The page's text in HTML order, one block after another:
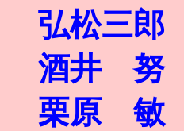
弘松三郎
酒井 努
栗原 敏